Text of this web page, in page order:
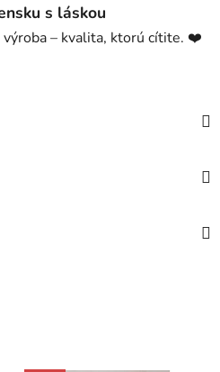
s láskou
– kvalita, ktorú cítite. ❤️